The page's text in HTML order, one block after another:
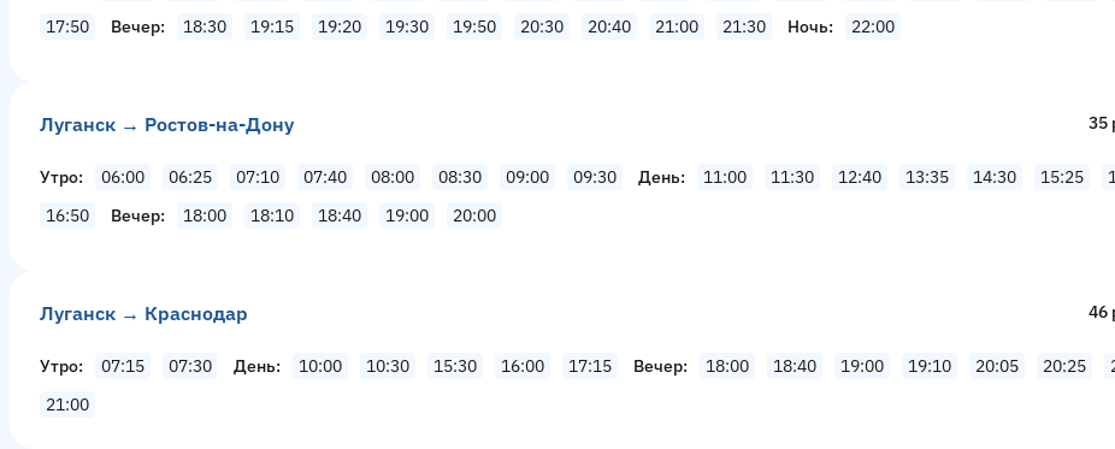
17:50
Вечер 18:30 19:15 19:20 19:30 19:50 20:30 20:40 21:00 21:30 Ночь 22:00
Луганск → Ростов-на-Дону 35
Утро 06:00 06:25 07:10 07:40 08:00 08:30 09:00 09:30 День 11:00 11:30 12:40 13:35 14:30 15:25
16:50
Вечер 18:00 18:10 18:40 19:00 20:00
Луганск → Краснодар 46
Утро 07:15 07:30 День 10:00 10:30 15:30 16:00 17:15 Вечер 18:00 18:40 19:00 19:10 20:05 20:25
21:00